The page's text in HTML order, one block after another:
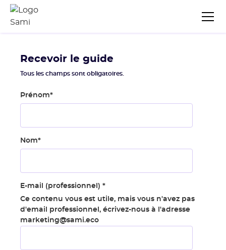
Recevoir le guide
Tous les champs sont obligatoires.
Prénom*
Nom*
E-mail (professionnel) *
Ce contenu vous est utile, mais vous n'avez pas
d'email professionnel, écrivez-nous à l'adresse
marketing@sami.eco